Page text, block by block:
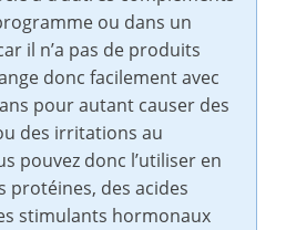
ou dans un
il n’a pas de produits
donc facilement avec
pour autant causer des
des irritations au
pouvez donc l’utiliser en
protéines, des acides
stimulants hormonaux